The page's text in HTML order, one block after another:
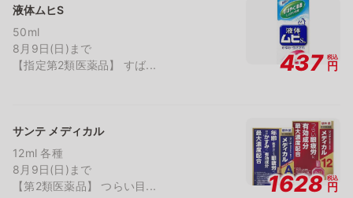
液体ムヒS
50ml
8月9日(日)まで
【指定第2類医薬品】 すば...
437 税込
円
サンテ メディカル
12ml 各種
8月9日(日)まで
【第2類医薬品】 つらい目...
1628 税込
円